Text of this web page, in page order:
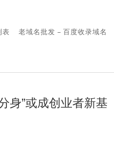
表 老域名批发 – 百度收录域名
身”或成创业者新基